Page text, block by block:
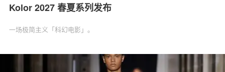
Kolor 2027 春夏系列发布
一场极简主义「科幻电影」‌。